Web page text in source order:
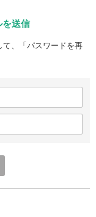
を送信
、「パスワードを再